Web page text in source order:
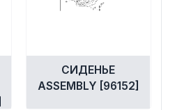
СИДЕНЬЕ
ASSEMBLY [96152]